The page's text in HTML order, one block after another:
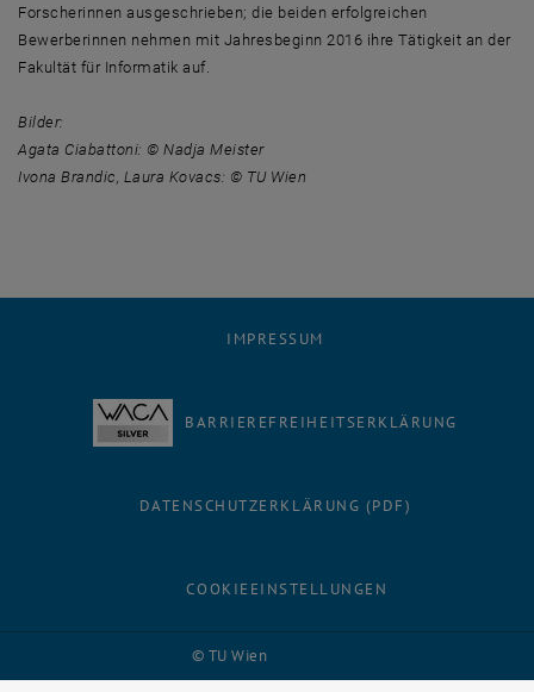
Forscherinnen ausgeschrieben; die beiden erfolgreichen
Bewerberinnen nehmen mit Jahresbeginn 2016 ihre Tätigkeit an der
Fakultät für Informatik auf.
Bilder:
Agata Ciabattoni: © Nadja Meister
Ivona Brandic, Laura Kovacs: © TU Wien
© TU Wien
IMPRESSUM
BARRIEREFREIHEITSERKLÄRUNG
DATENSCHUTZERKLÄRUNG (PDF)
COOKIEEINSTELLUNGEN